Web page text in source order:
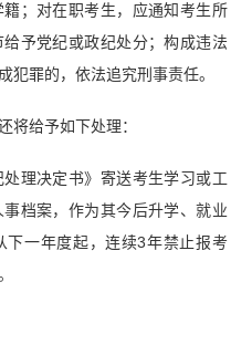
；对在职考生，应通知考生所
予党纪或政纪处分；构成违法
犯罪的，依法追究刑事责任。
将给予如下处理：
理决定书》寄送考生学习或工
档案，作为其今后升学、就业
下一年度起，连续3年禁止报考